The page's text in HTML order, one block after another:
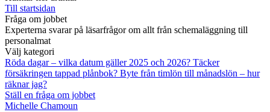
Till startsidan
Fråga om jobbet
Experterna svarar på läsarfrågor om allt från schemaläggning till
personalmat
Välj kategori
Röda dagar – vilka datum gäller 2025 och 2026? Täcker
försäkringen tappad plånbok? Byte från timlön till månadslön – hur
räknar jag?
Ställ en fråga om jobbet
Michelle Chamoun